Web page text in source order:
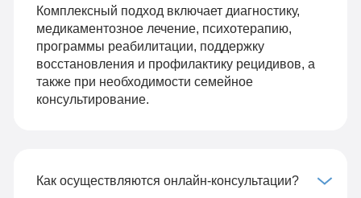
Комплексный подход включает диагностику,
медикаментозное лечение, психотерапию,
программы реабилитации, поддержку
восстановления и профилактику рецидивов, а
также при необходимости семейное
консультирование.
Как осуществляются онлайн-консультации?